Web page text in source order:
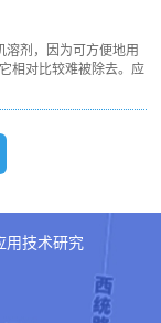
剂，因为可方便地用
相对比较难被除去。应
技术研究